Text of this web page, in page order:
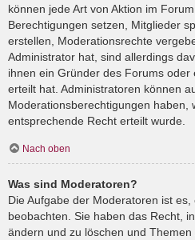
können jede Art von Aktion im
Berechtigungen setzen, Mitglieder
erstellen, Moderationsrechte
Administrator hat, sind allerdings
ihnen ein Gründer des Forums oder
erteilt hat. Administratoren können
Moderationsberechtigungen haben,
entsprechende Recht erteilt wurde.
Nach oben
Was sind Moderatoren?
Die Aufgabe der Moderatoren ist
beobachten. Sie haben das Recht,
ändern und zu löschen und